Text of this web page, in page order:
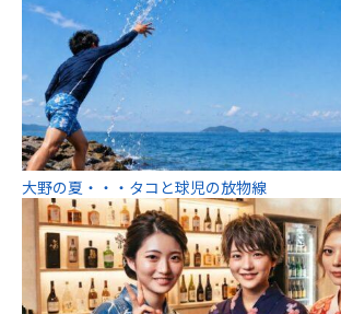
大野の夏・・・タコと球児の放物線